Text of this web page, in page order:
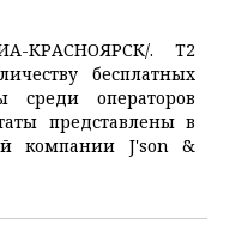
КРАСНОЯРСК/. T2
бесплатных
среди операторов
представлены в
компании J'son &